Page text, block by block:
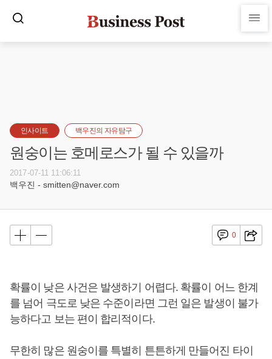
인사이트 백우진의 자유탐구
원숭이는 호메로스가 될 수 있을까
2017-07-11 11:06:11
백우진 - smitten@naver.com
0
확률이 낮은 사건은 발생하기 어렵다. 확률이 어느 한계
를 넘어 극도로 낮은 수준이라면 그런 일은 발생이 불가
능하다고 보는 편이 합리적이다.
무한히 많은 원숭이를 특별히 튼튼하게 만들어진 타이